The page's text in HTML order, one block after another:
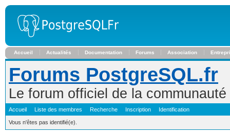
Accueil Actualités Documentation Forums Association
Forums PostgreSQL.fr
Le forum officiel de la
Accueil Liste des membres Recherche Inscription Identification
Vous n'êtes pas identifié(e).